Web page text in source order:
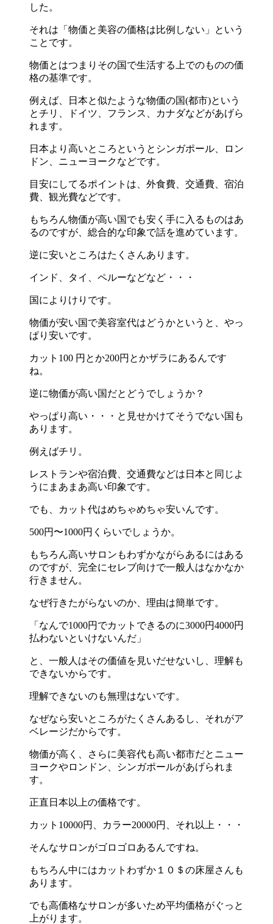
した。
それは「物価と美容の価格は比例しない」という
ことです。
物価とはつまりその国で生活する上でのものの価
格の基準です。
例えば、日本と似たような物価の国(都市)という
とチリ、ドイツ、フランス、カナダなどがあげら
れます。
日本より高いところというとシンガポール、ロン
ドン、ニューヨークなどです。
目安にしてるポイントは、外食費、交通費、宿泊
費、観光費などです。
もちろん物価が高い国でも安く手に入るものはあ
るのですが、総合的な印象で話を進めています。
逆に安いところはたくさんあります。
インド、タイ、ペルーなどなど・・・
国によりけりです。
物価が安い国で美容室代はどうかというと、やっ
ぱり安いです。
カット100 円とか200円とかザラにあるんです
ね。
逆に物価が高い国だとどうでしょうか？
やっぱり高い・・・と見せかけてそうでない国も
あります。
例えばチリ。
レストランや宿泊費、交通費などは日本と同じよ
うにまあまあ高い印象です。
でも、カット代はめちゃめちゃ安いんです。
500円〜1000円くらいでしょうか。
もちろん高いサロンもわずかながらあるにはある
のですが、完全にセレブ向けで一般人はなかなか
行きません。
なぜ行きたがらないのか、理由は簡単です。
「なんで1000円でカットできるのに3000円4000円
払わないといけないんだ」
と、一般人はその価値を見いだせないし、理解も
できないからです。
理解できないのも無理はないです。
なぜなら安いところがたくさんあるし、それがア
ベレージだからです。
物価が高く、さらに美容代も高い都市だとニュー
ヨークやロンドン、シンガポールがあげられま
す。
正直日本以上の価格です。
カット10000円、カラー20000円、それ以上・・・
そんなサロンがゴロゴロあるんですね。
もちろん中にはカットわずか１０＄の床屋さんも
あります。
でも高価格なサロンが多いため平均価格がぐっと
上がります。